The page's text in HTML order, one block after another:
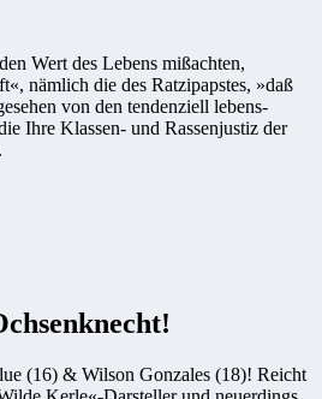
Wert des Lebens mißachten,
nämlich die des Ratzipapstes, »daß
von den tendenziell ­lebens­
Ihre Klassen- und Rassen­justiz der
(16) & Wilson Gonzales (18)! Reicht